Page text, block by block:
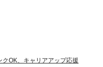
クOK、キャリアアップ応援